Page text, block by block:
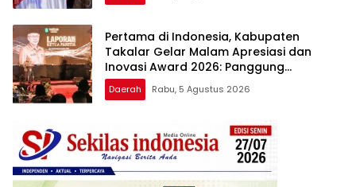
Pertama di Indonesia, Kabupaten
Takalar Gelar Malam Apresiasi dan
Inovasi Award 2026: Panggung
Penghargaan bagi Pelayan Publik
Berprestasi
Daerah Rabu, 5 Agustus 2026